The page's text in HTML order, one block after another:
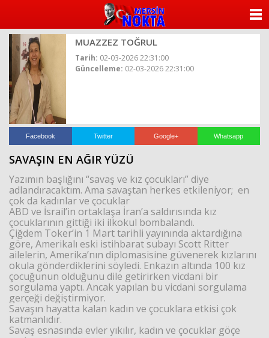
MUAZZEZ TOĞRUL
Tarih: 02-03-2026 22:31:00
Güncelleme: 02-03-2026 22:31:00
Facebook Twitter Google+ Whatsapp
SAVAŞIN EN AĞIR YÜZÜ
Yazımın başlığını “savaş ve kız çocukları” diye
adlandıracaktım. Ama savaştan herkes etkileniyor; en
çok da kadınlar ve çocuklar
ABD ve İsrail’in ortaklaşa İran’a saldırısında kız
çocuklarının gittiği iki ilkokul bombalandı.
Çiğdem Toker’in 1 Mart tarihli yayınında aktardığına
göre, Amerikalı eski istihbarat subayı Scott Ritter
ailelerin, Amerika’nın diplomasisine güvenerek kızlarını
okula gönderdiklerini söyledi. Enkazın altında 100 kız
çocuğunun olduğunu dile getirirken vicdani bir
sorgulama yaptı. Ancak yapılan bu vicdani sorgulama
gerçeği değiştirmiyor.
Savaşın hayatta kalan kadın ve çocuklara etkisi çok
katmanlıdır.
Savaş esnasında evler yıkılır, kadın ve çocuklar göçe
YAZARLAR
KÜNYE
İLETİŞİM